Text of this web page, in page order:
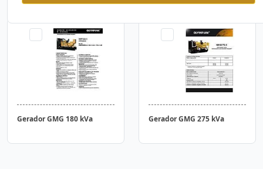
Gerador GMG 180 kVa Gerador GMG 275 kVa